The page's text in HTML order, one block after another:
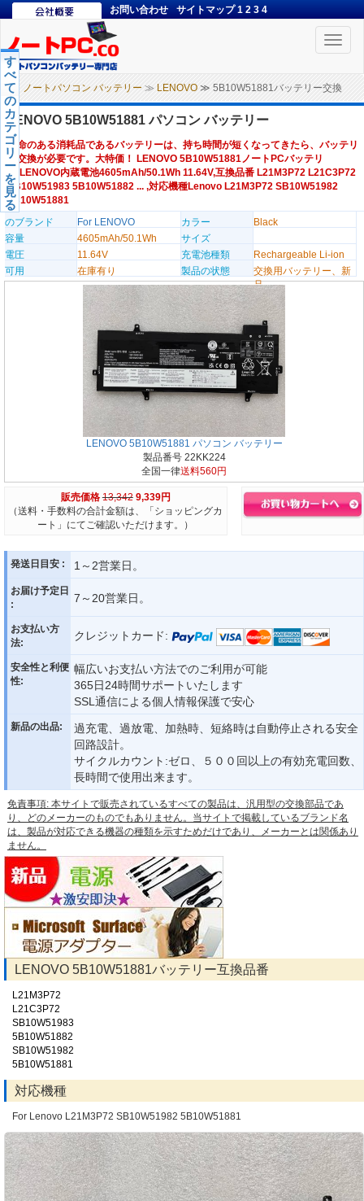
お問い合わせ サイトマップ 1 2 3 4
Toggle
ノートパソコン バッテリー ≫ LENOVO ≫ 5B10W51881バッテリー交換
す
べ
て
の
カ
テ
ゴ
リ
ー
を
見
る
LENOVO 5B10W51881 パソコン バッテリー
寿命のある消耗品であるバッテリーは、持ち時間が短くなってきたら、バッテリ
ー交換が必要です。大特価！ LENOVO 5B10W51881ノートPCバッテリ
ー,LENOVO内蔵電池4605mAh/50.1Wh 11.64V,互換品番 L21M3P72 L21C3P72
SB10W51983 5B10W51882 ... ,対応機種Lenovo L21M3P72 SB10W51982
5B10W51881
のブランド
For LENOVO カラー
Black
容量
4605mAh/50.1Wh
サイズ
電圧
11.64V 充電池種類
Rechargeable Li-ion
可用
在庫有り 製品の状態
交換用バッテリー、新
品
LENOVO 5B10W51881 パソコン バッテリー
製品番号 22KK224
全国一律送料560円
販売価格 13,342 9,339円
（送料・手数料の合計金額は、「ショッピングカ
ート」にてご確認いただけます。）
発送日目安 : 1～2営業日。
お届け予定日
:
7～20営業日。
お支払い方
法:
クレジットカード:
安全性と利便
性:
幅広いお支払い方法でのご利用が可能
365日24時間サポートいたします
SSL通信による個人情報保護で安心
新品の出品:
過充電、過放電、加熱時、短絡時は自動停止される安全
回路設計。
サイクルカウント:ゼロ、５００回以上の有効充電回数、
長時間で使用出来ます。
免責事項: 本サイトで販売されているすべての製品は、汎用型の交換部品であ
り、どのメーカーのものでもありません。当サイトで掲載しているブランド名
は、製品が対応できる機器の種類を示すためだけであり、メーカーとは関係あり
ません。
LENOVO 5B10W51881バッテリー互換品番
L21M3P72
L21C3P72
SB10W51983
5B10W51882
SB10W51982
5B10W51881
対応機種
For Lenovo L21M3P72 SB10W51982 5B10W51881